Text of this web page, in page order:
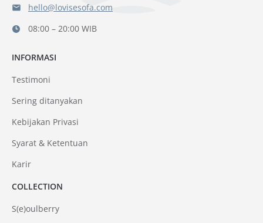
hello@lovisesofa.com
08:00 – 20:00 WIB
INFORMASI
Testimoni
Sering ditanyakan
Kebijakan Privasi
Syarat & Ketentuan
Karir
COLLECTION
S(e)oulberry